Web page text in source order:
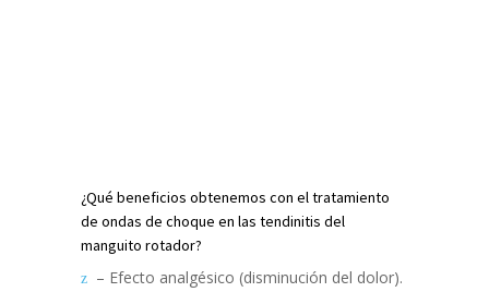
¿Qué beneficios obtenemos con el tratamiento
de ondas de choque en las tendinitis del
manguito rotador?
– Efecto analgésico (disminución del dolor).